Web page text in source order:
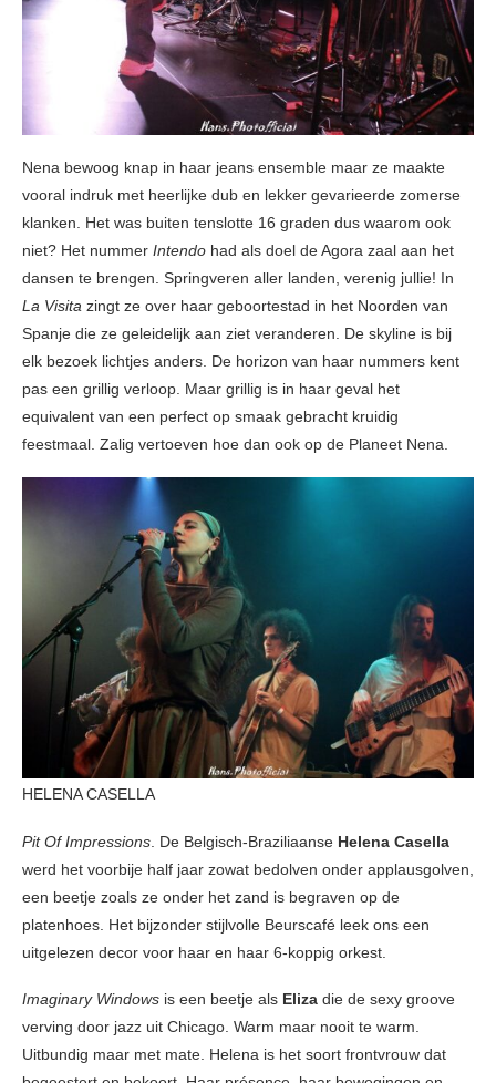
Nena bewoog knap in haar jeans ensemble maar ze maakte
vooral indruk met heerlijke dub en lekker gevarieerde zomerse
klanken. Het was buiten tenslotte 16 graden dus waarom ook
niet? Het nummer Intendo had als doel de Agora zaal aan het
dansen te brengen. Springveren aller landen, verenig jullie! In
La Visita zingt ze over haar geboortestad in het Noorden van
Spanje die ze geleidelijk aan ziet veranderen. De skyline is bij
elk bezoek lichtjes anders. De horizon van haar nummers kent
pas een grillig verloop. Maar grillig is in haar geval het
equivalent van een perfect op smaak gebracht kruidig
feestmaal. Zalig vertoeven hoe dan ook op de Planeet Nena.
HELENA CASELLA
Pit Of Impressions . De Belgisch-Braziliaanse Helena Casella
werd het voorbije half jaar zowat bedolven onder applausgolven,
een beetje zoals ze onder het zand is begraven op de
platenhoes. Het bijzonder stijlvolle Beurscafé leek ons een
uitgelezen decor voor haar en haar 6-koppig orkest.
Imaginary Windows is een beetje als Eliza die de sexy groove
verving door jazz uit Chicago. Warm maar nooit te warm.
Uitbundig maar met mate. Helena is het soort frontvrouw dat